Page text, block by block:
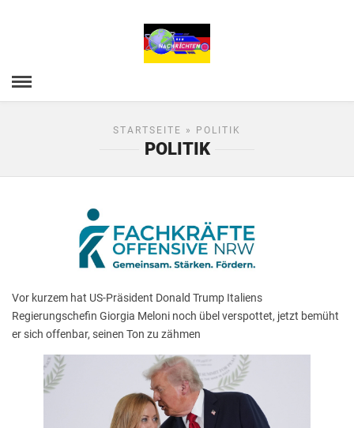
STARTSEITE » POLITIK
POLITIK
Vor kurzem hat US-Präsident Donald Trump Italiens
Regierungschefin Giorgia Meloni noch übel verspottet, jetzt bemüht
er sich offenbar, seinen Ton zu zähmen